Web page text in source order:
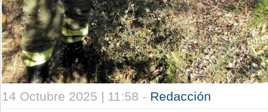
14 Octubre 2025 | 11:58 - Redacción